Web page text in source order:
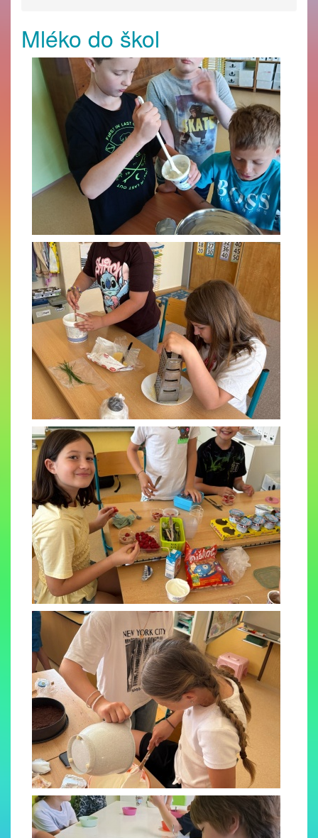
Mléko do škol